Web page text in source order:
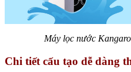
Máy lọc nước
Chi tiết cấu tạo dễ dàng